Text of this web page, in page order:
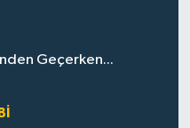
Geçerken...